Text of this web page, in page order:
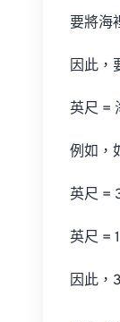
要將海
因此，
英尺 =
例如，
英尺 =
英尺 =
因此，